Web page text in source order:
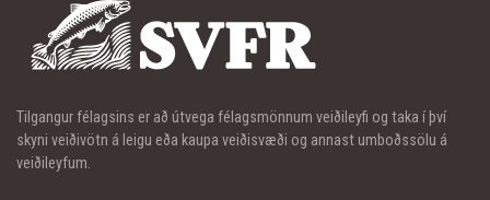
Tilgangur félagsins er að útvega félagsmönnum veiðileyfi og taka í því
skyni veiðivötn á leigu eða kaupa veiðisvæði og annast umboðssölu á
veiðileyfum.